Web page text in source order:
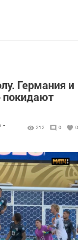
Германия и
покидают
-
212 0 0